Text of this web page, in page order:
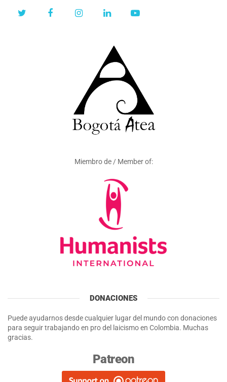
Miembro de / Member of:
DONACIONES
Puede ayudarnos desde cualquier lugar del mundo con donaciones
para seguir trabajando en pro del laicismo en Colombia. Muchas
gracias.
Patreon